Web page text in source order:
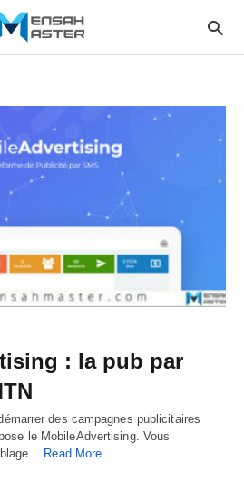
: la pub par
des campagnes publicitaires
le MobileAdvertising. Vous
Read More